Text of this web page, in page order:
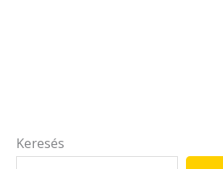
Keresés